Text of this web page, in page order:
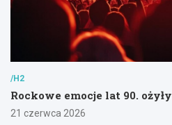
/H2
Rockowe emocje lat 90.
21 czerwca 2026